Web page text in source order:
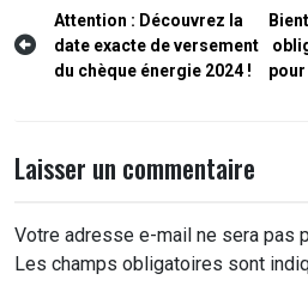
Navigation
de
Attention : Découvrez la
date exacte de versement
du chèque énergie 2024 !
Laisser un commentaire
Votre adresse e-mail ne sera pas
Les champs obligatoires sont